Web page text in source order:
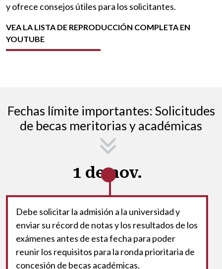
y ofrece consejos útiles para los solicitantes.
VEA LA LISTA DE REPRODUCCIÓN COMPLETA EN
YOUTUBE
Fechas límite importantes: Solicitudes
de becas meritorias y académicas
1 de nov.
Debe solicitar la admisión a la universidad y
enviar su récord de notas y los resultados de los
exámenes antes de esta fecha para poder
reunir los requisitos para la ronda prioritaria de
concesión de becas académicas.